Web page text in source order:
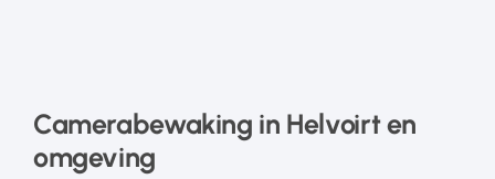
Camerabewaking in Helvoirt en
omgeving